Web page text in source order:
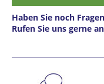
Haben Sie noch
Rufen Sie uns gerne
Preis anfragen